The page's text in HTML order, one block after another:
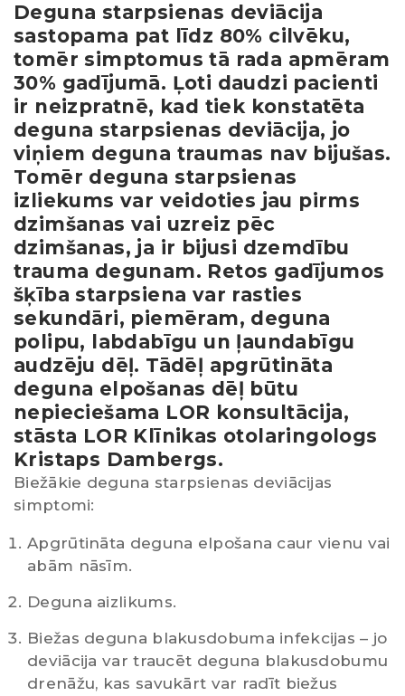
Deguna starpsienas deviācija
sastopama pat līdz 80% cilvēku,
tomēr simptomus tā rada apmēram
30% gadījumā. Ļoti daudzi pacienti
ir neizpratnē, kad tiek konstatēta
deguna starpsienas deviācija, jo
viņiem deguna traumas nav bijušas.
Tomēr deguna starpsienas
izliekums var veidoties jau pirms
dzimšanas vai uzreiz pēc
dzimšanas, ja ir bijusi dzemdību
trauma degunam. Retos gadījumos
šķība starpsiena var rasties
sekundāri, piemēram, deguna
polipu, labdabīgu un ļaundabīgu
audzēju dēļ. Tādēļ apgrūtināta
deguna elpošanas dēļ būtu
nepieciešama LOR konsultācija,
stāsta LOR Klīnikas otolaringologs
Kristaps Dambergs.
Biežākie deguna starpsienas deviācijas
simptomi:
Apgrūtināta deguna elpošana caur vienu vai
abām nāsīm.
Deguna aizlikums.
Biežas deguna blakusdobuma infekcijas – jo
deviācija var traucēt deguna blakusdobumu
drenāžu, kas savukārt var radīt biežus